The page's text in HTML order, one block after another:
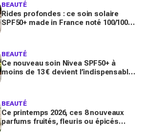
BEAUTÉ
Rides profondes : ce soin solaire
SPF50+ made in France noté 100/100
BEAUTÉ
Ce nouveau soin Nivea SPF50+ à
moins de 13 € devient l’indispensable
BEAUTÉ
Ce printemps 2026, ces 8 nouveaux
parfums fruités, fleuris ou épicés